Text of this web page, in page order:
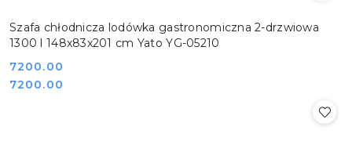
Szafa chłodnicza lodówka gastronomiczna 2-drzwiowa
1300 l 148x83x201 cm Yato YG-05210
Cena:
7200.00
Cena:
7200.00